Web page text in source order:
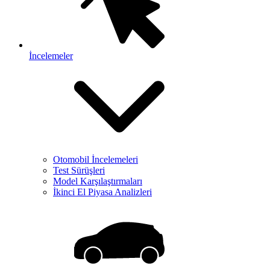
İncelemeler
Otomobil İncelemeleri
Test Sürüşleri
Model Karşılaştırmaları
İkinci El Piyasa Analizleri